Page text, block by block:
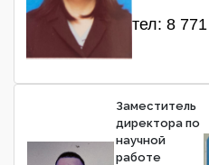
тел: 8
Заместитель
директора по
научной
работе